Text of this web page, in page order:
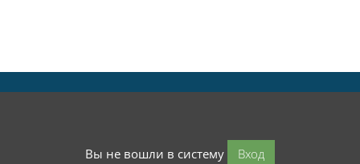
Вы не вошли в систему Вход